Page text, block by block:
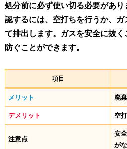
処分前に必ず使い切る必要があ
認するには、空打ちを行うか、
て排出します。ガスを安全に抜
防ぐことができます。
項目
メリット 廃
デメリット 空
注意点
安
が